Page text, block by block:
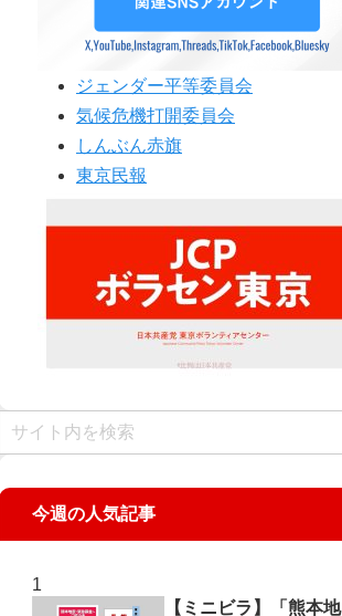
ジェンダー平等委員会
気候危機打開委員会
しんぶん赤旗
東京民報
今週の人気記事
【ミニビラ】「熊本地